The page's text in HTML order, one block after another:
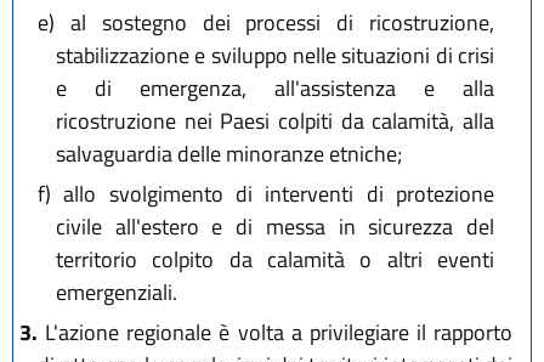
e) al sostegno dei processi di ricostruzione,
stabilizzazione e sviluppo nelle situazioni di crisi
e di emergenza, all'assistenza e alla
ricostruzione nei Paesi colpiti da calamità, alla
salvaguardia delle minoranze etniche;
f) allo svolgimento di interventi di protezione
civile all'estero e di messa in sicurezza del
territorio colpito da calamità o altri eventi
emergenziali.
3. L'azione regionale è volta a privilegiare il rapporto